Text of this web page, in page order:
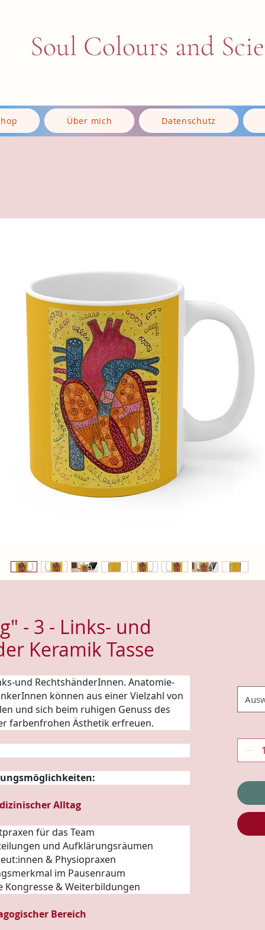
Soul Colours and
Über mich Datenschutz
- 3 - Links- und
Keramik Tasse
und RechtshänderInnen.Anatomie-
können aus einer Vielzahl von
und sich beim ruhigen Genuss des
farbenfrohen Ästhetik erfreuen.
Alltag
für das Team
und Aufklärungsräumen
& Physiopraxen
im Pausenraum
Kongresse & Weiterbildungen
Bereich